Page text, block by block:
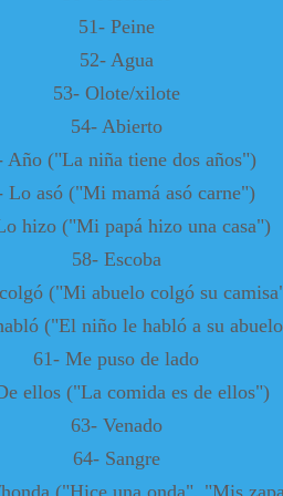
51- Peine
52- Agua
53- Olote/xilote
54- Abierto
Año ("La niña tiene dos años")
Lo asó ("Mi mamá asó carne")
hizo ("Mi papá hizo una casa")
58- Escoba
("Mi abuelo colgó su
("El niño le habló a su
61- Me puso de lado
ellos ("La comida es de ellos")
63- Venado
64- Sangre
("Hice una onda", "Mis